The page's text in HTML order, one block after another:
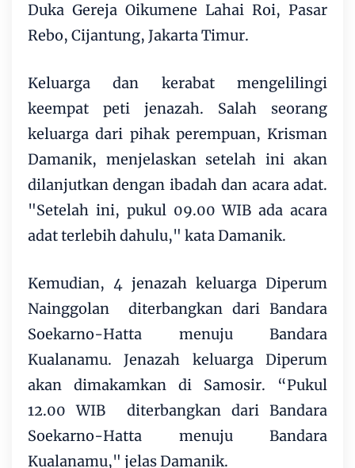
Duka Gereja Oikumene Lahai Roi, Pasar
Rebo, Cijantung, Jakarta Timur.
Keluarga dan kerabat mengelilingi
keempat peti jenazah. Salah seorang
keluarga dari pihak perempuan, Krisman
Damanik, menjelaskan setelah ini akan
dilanjutkan dengan ibadah dan acara adat.
"Setelah ini, pukul 09.00 WIB ada acara
adat terlebih dahulu," kata Damanik.
Kemudian, 4 jenazah keluarga Diperum
Nainggolan diterbangkan dari Bandara
Soekarno-Hatta menuju Bandara
Kualanamu. Jenazah keluarga Diperum
akan dimakamkan di Samosir. “Pukul
12.00 WIB diterbangkan dari Bandara
Soekarno-Hatta menuju Bandara
Kualanamu," jelas Damanik.